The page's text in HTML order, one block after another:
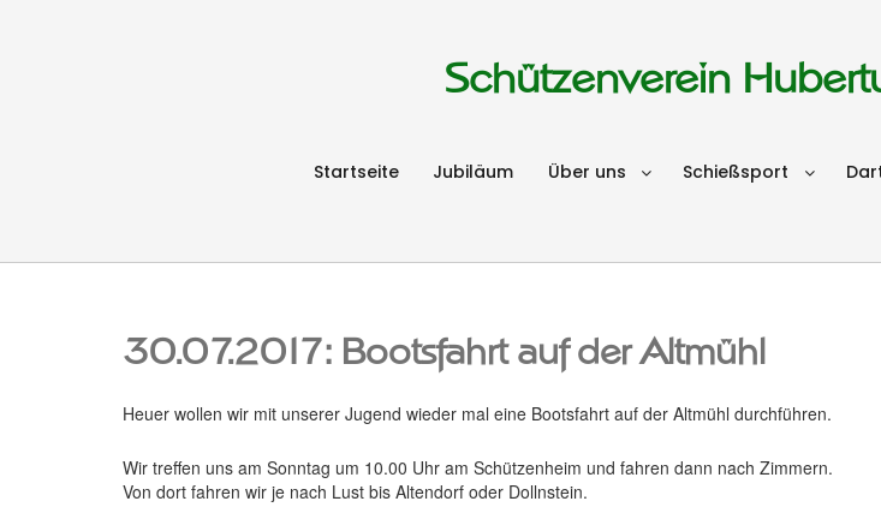
Schützenverein
Startseite Jubiläum Über uns Schießsport
30.07.2017: Bootsfahrt auf der Altmühl
Heuer wollen wir mit unserer Jugend wieder mal eine Bootsfahrt auf der Altmühl durchführen.
Wir treffen uns am Sonntag um 10.00 Uhr am Schützenheim und fahren dann nach Zimmern.
Von dort fahren wir je nach Lust bis Altendorf oder Dollnstein.